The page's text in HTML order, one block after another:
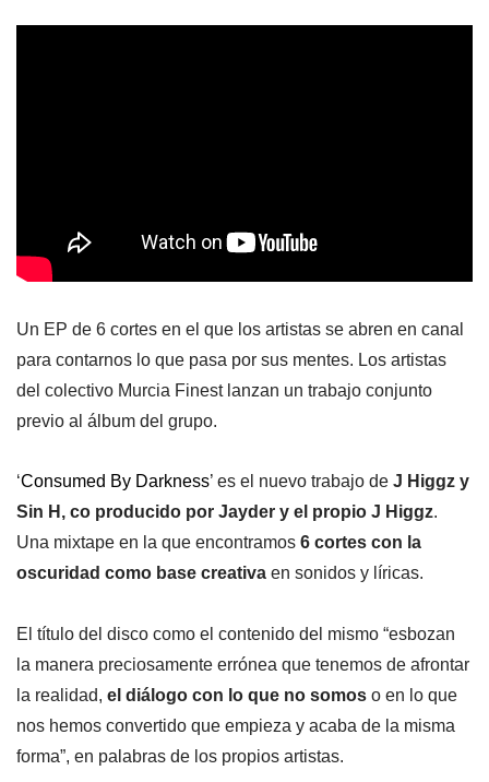
Un EP de 6 cortes en el que los artistas se abren en canal
para contarnos lo que pasa por sus mentes. Los artistas
del colectivo Murcia Finest lanzan un trabajo conjunto
previo al álbum del grupo.
‘Consumed By Darkness’ es el nuevo trabajo de J Higgz y
Sin H, co producido por Jayder y el propio J Higgz.
Una mixtape en la que encontramos 6 cortes con la
oscuridad como base creativa en sonidos y líricas.
El título del disco como el contenido del mismo “esbozan
la manera preciosamente errónea que tenemos de afrontar
la realidad, el diálogo con lo que no somos o en lo que
nos hemos convertido que empieza y acaba de la misma
forma”, en palabras de los propios artistas.